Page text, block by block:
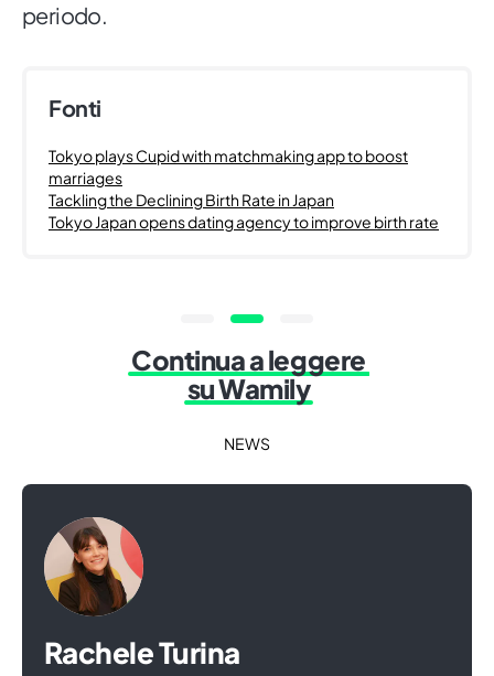
periodo.
Fonti
Tokyo plays Cupid with matchmaking app to boost
marriages
Tackling the Declining Birth Rate in Japan
Tokyo Japan opens dating agency to improve birth rate
Continua a leggere
su Wamily
NEWS
Rachele Turina